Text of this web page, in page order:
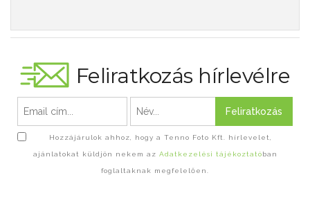
Feliratkozás hírlevélre
Feliratkozás
Hozzájárulok ahhoz, hogy a Tenno Foto Kft. hírlevelet,
ajánlatokat küldjön nekem az Adatkezelési tájékoztatóban
foglaltaknak megfelelően.